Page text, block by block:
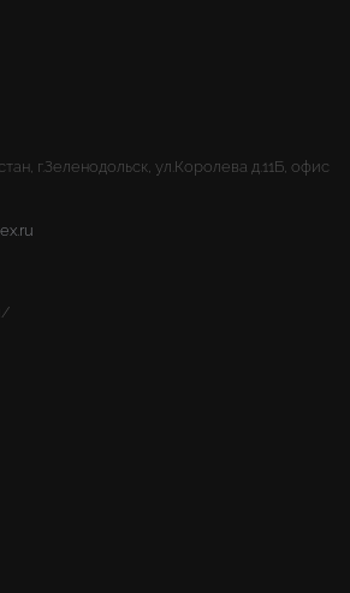
г.Зеленодольск, ул.Королева д.11Б, офис